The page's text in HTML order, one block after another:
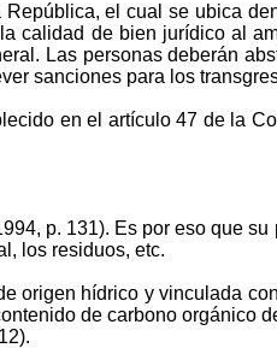
el cual se ubica
calidad de bien jurídico al
Las personas deberán
sanciones para los
en el artículo 47 de la
p. 131). Es por esoque su
los residuos, etc.
origen hídrico y vinculada
de carbono orgánico